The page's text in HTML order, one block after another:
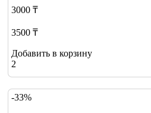
3000 ₸
3500 ₸
Добавить в корзину
2
-33%